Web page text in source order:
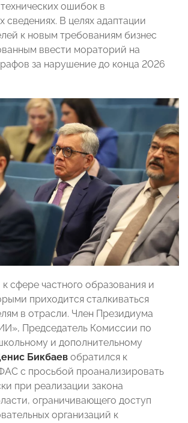
ошибок в
сведениях. В целях адаптации
к новым требованиям бизнес
ввести мораторий на
за нарушение до конца 2026
сфере частного образования и
приходится сталкиваться
в отрасли. Член Президиума
Председатель Комиссии по
и дополнительному
Бикбаев обратился к
с просьбой проанализировать
при реализации закона
ограничивающего доступ
организаций к